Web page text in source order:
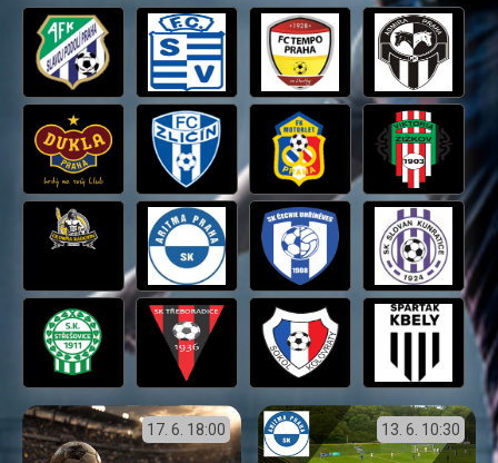
17. 6. 18:00 13. 6. 10:30